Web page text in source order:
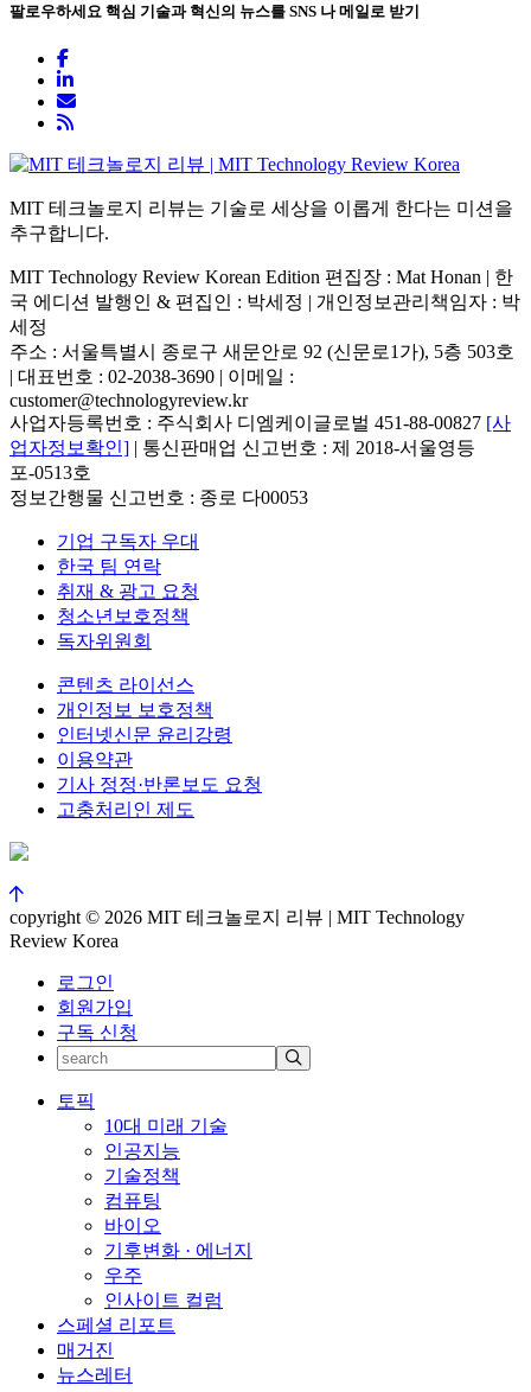
팔로우하세요 핵심 기술과 혁신의 뉴스를 SNS 나 메일로 받기
MIT 테크놀로지 리뷰는 기술로 세상을 이롭게 한다는 미션을
추구합니다.
MIT Technology Review Korean Edition 편집장 : Mat Honan | 한
국 에디션 발행인 & 편집인 : 박세정 | 개인정보관리책임자 : 박
세정
주소 : 서울특별시 종로구 새문안로 92 (신문로1가), 5층 503호
| 대표번호 : 02-2038-3690 | 이메일 :
customer@technologyreview.kr
사업자등록번호 : 주식회사 디엠케이글로벌 451-88-00827 [사
업자정보확인] | 통신판매업 신고번호 : 제 2018-서울영등
포-0513호
정보간행물 신고번호 : 종로 다00053
기업 구독자 우대
한국 팀 연락
취재 & 광고 요청
청소년보호정책
독자위원회
콘텐츠 라이선스
개인정보 보호정책
인터넷신문 윤리강령
이용약관
기사 정정·반론보도 요청
고충처리인 제도
copyright © 2026 MIT 테크놀로지 리뷰 | MIT Technology
Review Korea
로그인
회원가입
구독 신청
토픽
10대 미래 기술
인공지능
기술정책
컴퓨팅
바이오
기후변화 · 에너지
우주
인사이트 컬럼
스페셜 리포트
매거진
뉴스레터